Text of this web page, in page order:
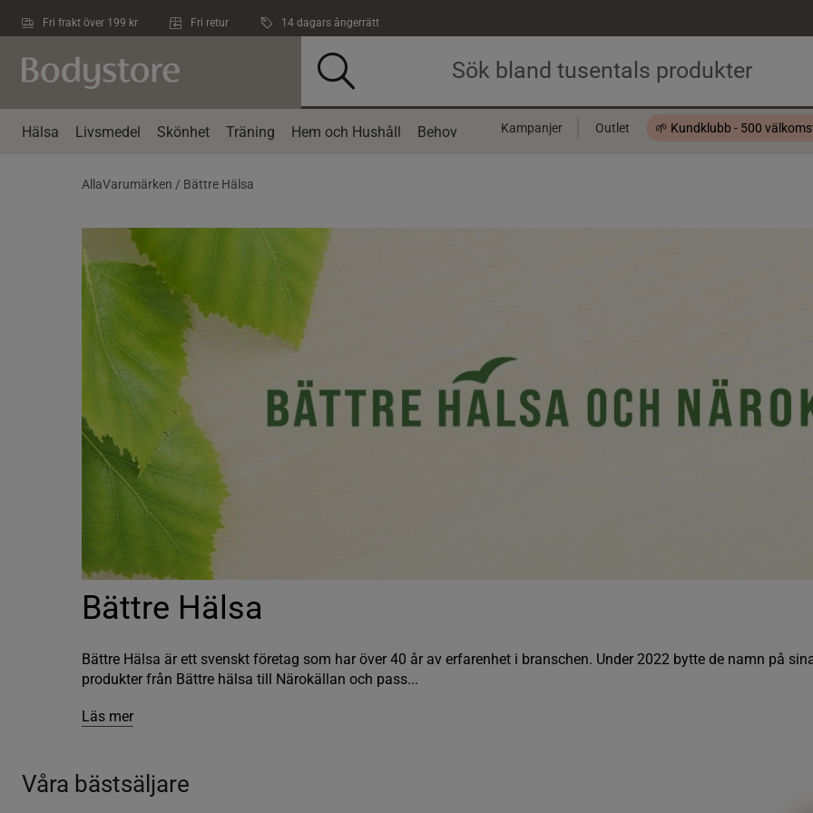
Fri frakt över 199 kr Fri retur 14 dagars ångerrätt
Hälsa Livsmedel Skönhet Träning Hem och Hushåll Behov Kampanjer Outlet 🌱 Kundklubb - 500
AllaVarumärken / Bättre Hälsa
Bättre Hälsa
Bättre Hälsa är ett svenskt företag som har över 40 år av erfarenhet i branschen. Under 2022 bytte de namn på
produkter från Bättre hälsa till Närokällan och pass...
Läs mer
Våra bästsäljare